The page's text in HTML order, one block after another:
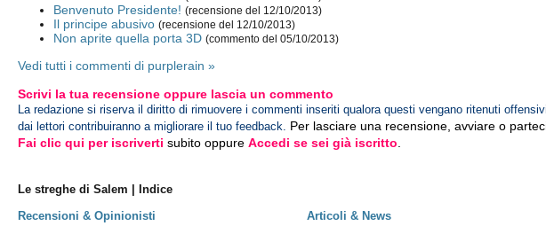
Benvenuto Presidente! (recensione del 12/10/2013)
Il principe abusivo (recensione del 12/10/2013)
Non aprite quella porta 3D (commento del 05/10/2013)
Vedi tutti i commenti di purplerain »
Scrivi la tua recensione oppure lascia un commento
La redazione si riserva il diritto di rimuovere i commenti inseriti qualora questi vengano ritenuti
dai lettori contribuiranno a migliorare il tuo feedback. Per lasciare una recensione, avviare o
Fai clic qui per iscriverti subito oppureAccedi se sei già iscritto
Le streghe di Salem | Indice
Recensioni & Opinionisti
Articoli & News